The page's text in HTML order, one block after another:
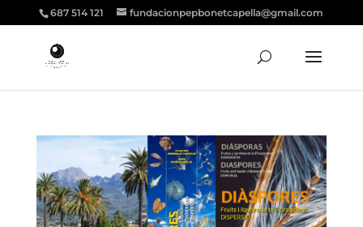
687 514 121 fundacionpepbonetcapella@gmail.com